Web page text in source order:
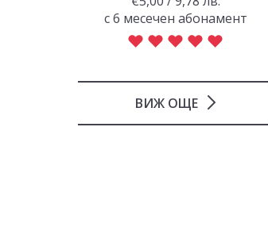
ВИЖ ОЩЕ
с 6 месечен абонамент